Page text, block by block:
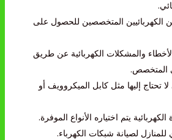
الكهربائيين المتخصصين للحصول على
والمشكلات الكهربائية عن طريق
المتخصص.
لا تحتاج إليها مثل كابل الميكروويف أو
يتم اختياره الأنواع الموفرة.
لصيانة شبكات الكهرباء.